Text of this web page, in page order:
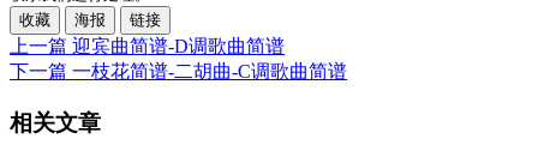
收藏
海报 链接
上一篇 迎宾曲简谱-D调歌曲简谱
下一篇 一枝花简谱-二胡曲-C调歌曲简谱
相关文章